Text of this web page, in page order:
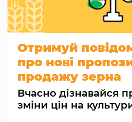
Отримуй
про нові
продажу зерна
Вчасно дізнавайся
зміни цін на